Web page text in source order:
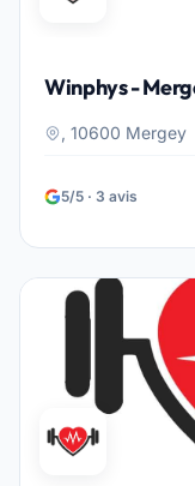
Winphys -
, 10600 Mergey
5/5 · 3 avis